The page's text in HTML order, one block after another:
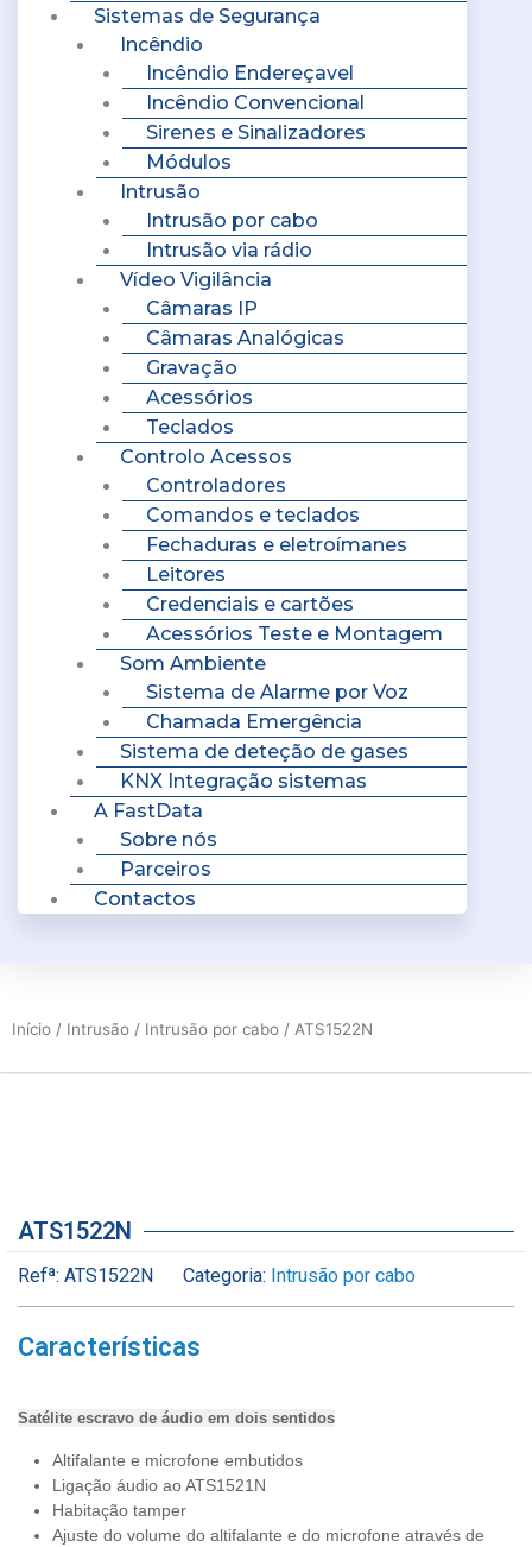
Sistemas de Segurança
Incêndio
Incêndio Endereçavel
Incêndio Convencional
Sirenes e Sinalizadores
Módulos
Intrusão
Intrusão por cabo
Intrusão via rádio
Vídeo Vigilância
Câmaras IP
Câmaras Analógicas
Gravação
Acessórios
Teclados
Controlo Acessos
Controladores
Comandos e teclados
Fechaduras e eletroímanes
Leitores
Credenciais e cartões
Acessórios Teste e Montagem
Som Ambiente
Sistema de Alarme por Voz
Chamada Emergência
Sistema de deteção de gases
KNX Integração sistemas
A FastData
Sobre nós
Parceiros
Contactos
Início / Intrusão / Intrusão por cabo / ATS1522N
ATS1522N
Refª: ATS1522N Categoria: Intrusão por cabo
Características
Satélite escravo de áudio em dois sentidos
Altifalante e microfone embutidos
Ligação áudio ao ATS1521N
Habitação tamper
Ajuste do volume do altifalante e do microfone através de